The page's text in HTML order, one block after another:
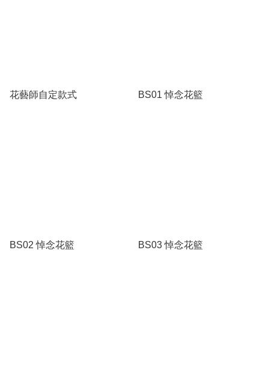
花藝師自定款式 BS01 悼念花籃
BS02 悼念花籃 BS03 悼念花籃